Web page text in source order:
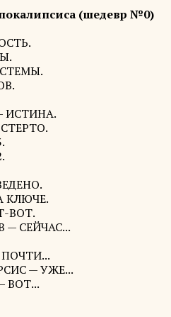
(шедевр №0)
ИСТИНА.
КЛЮЧЕ.
ВОТ.
СЕЙЧАС...
— УЖЕ...
ВОТ...